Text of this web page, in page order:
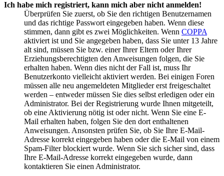
Ich habe mich registriert, kann mich aber nicht anmelden!
Überprüfen Sie zuerst, ob Sie den richtigen Benutzernamen
und das richtige Passwort eingegeben haben. Wenn diese
stimmen, dann gibt es zwei Möglichkeiten. Wenn COPPA
aktiviert ist und Sie angegeben haben, dass Sie unter 13 Jahre
alt sind, müssen Sie bzw. einer Ihrer Eltern oder Ihrer
Erziehungsberechtigten den Anweisungen folgen, die Sie
erhalten haben. Wenn dies nicht der Fall ist, muss Ihr
Benutzerkonto vielleicht aktiviert werden. Bei einigen Foren
müssen alle neu angemeldeten Mitglieder erst freigeschaltet
werden – entweder müssen Sie dies selbst erledigen oder ein
Administrator. Bei der Registrierung wurde Ihnen mitgeteilt,
ob eine Aktivierung nötig ist oder nicht. Wenn Sie eine E-
Mail erhalten haben, folgen Sie den dort enthaltenen
Anweisungen. Ansonsten prüfen Sie, ob Sie Ihre E-Mail-
Adresse korrekt eingegeben haben oder die E-Mail von einem
Spam-Filter blockiert wurde. Wenn Sie sich sicher sind, dass
Ihre E-Mail-Adresse korrekt eingegeben wurde, dann
kontaktieren Sie einen Administrator.